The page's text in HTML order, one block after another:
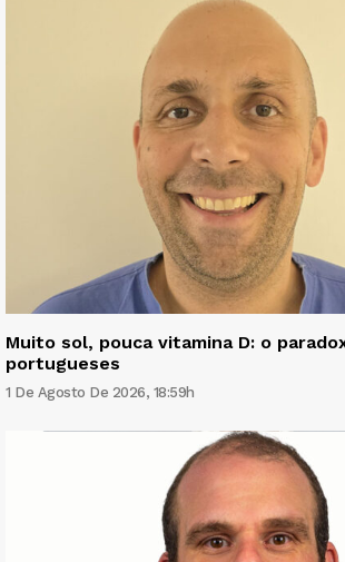
Muito sol, pouca vitamina D: o
portugueses
1 De Agosto De 2026, 18:59h